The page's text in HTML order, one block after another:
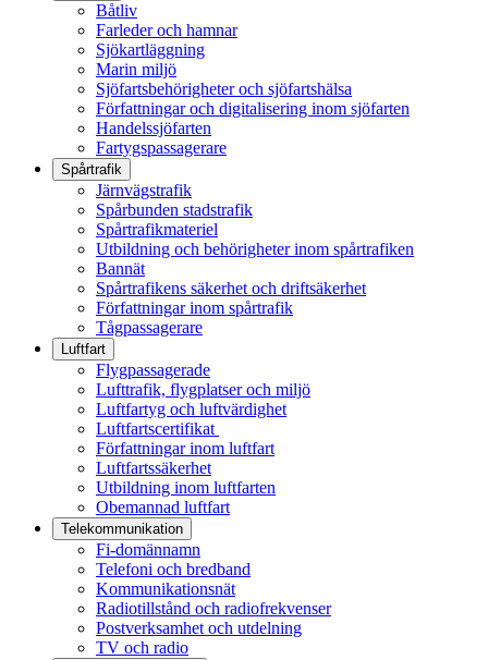
Båtliv
Farleder och hamnar
Sjökartläggning
Marin miljö
Sjöfartsbehörigheter och sjöfartshälsa
Författningar och digitalisering inom sjöfarten
Handelssjöfarten
Fartygspassagerare
Spårtrafik
Järnvägstrafik
Spårbunden stadstrafik
Spårtrafikmateriel
Utbildning och behörigheter inom spårtrafiken
Bannät
Spårtrafikens säkerhet och driftsäkerhet
Författningar inom spårtrafik
Tågpassagerare
Luftfart
Flygpassagerade
Lufttrafik, flygplatser och miljö
Luftfartyg och luftvärdighet
Luftfartscertifikat
Författningar inom luftfart
Luftfartssäkerhet
Utbildning inom luftfarten
Obemannad luftfart
Telekommunikation
Fi-domännamn
Telefoni och bredband
Kommunikationsnät
Radiotillstånd och radiofrekvenser
Postverksamhet och utdelning
TV och radio